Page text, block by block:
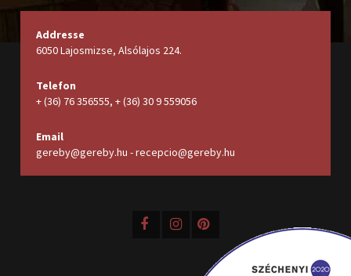
Addresse
6050 Lajosmizse, Alsólajos 224.
Telefon
+ (36) 76 356555, + (36) 30 9 559056
Email
gereby@gereby.hu - recepcio@gereby.hu